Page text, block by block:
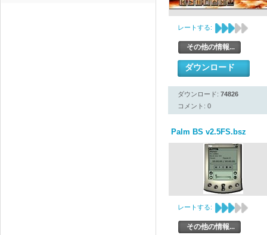
レートする:
その他の情報...
ダウンロード
ダウンロード: 74826
コメント: 0
Palm BS v2.5FS.bsz
レートする:
その他の情報...